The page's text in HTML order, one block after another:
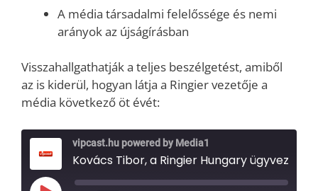
A média társadalmi felelőssége és nemi
arányok az újságírásban
Visszahallgathatják a teljes beszélgetést, amiből
az is kiderül, hogyan látja a Ringier vezetője a
média következő öt évét:
vipcast.hu powered by Media1